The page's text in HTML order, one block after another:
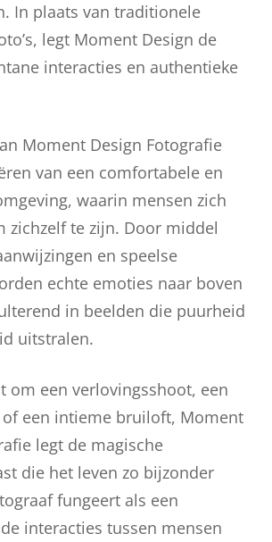
In plaats van traditionele
legt Moment Design de
interacties en authentieke
Moment Design Fotografie
van een comfortabele en
waarin mensen zich
zichzelf te zijn. Door middel
en speelse
echte emoties naar boven
in beelden die puurheid
uitstralen.
om een verlovingsshoot, een
een intieme bruiloft, Moment
legt de magische
die het leven zo bijzonder
fungeert als een
interacties tussen mensen